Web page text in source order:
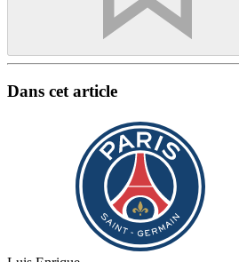
Dans cet article